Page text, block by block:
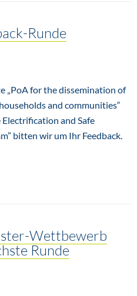
Runde
„PoA for the dissemination of
and communities“
and Safe
bitten wir um Ihr Feedback.
Wettbewerb
Runde